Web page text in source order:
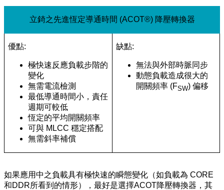
立錡之先進恆定導通時間 (ACOT®) 降壓轉換器
優點:
極快速反應負載步階的
變化
無需電流檢測
最低導通時間小，責任
週期可較低
恆定的平均開關頻率
可與 MLCC 穩定搭配
無需斜率補償
缺點:
無法與外部時脈同步
動態負載造成很大的
開關頻率 (FSW) 偏移
如果應用中之負載具有極快速的瞬態變化（如負載為 CORE
和DDR所看到的情形），最好是選擇ACOT降壓轉換器，其